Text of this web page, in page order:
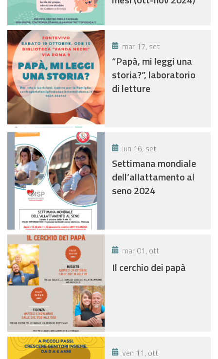
mar 17, set
“Papà, mi leggi una
storia?”, laboratorio
di letture
lun 16, set
Settimana mondiale
dell’allattamento al
seno 2024
mar 01, ott
Il cerchio dei papà
ven 11, ott